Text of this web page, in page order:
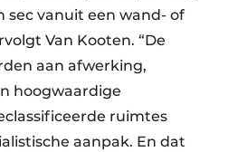
sec vanuit een wand- of
Van Kooten. “De
aan afwerking,
hoogwaardige
ruimtes
aanpak. En dat